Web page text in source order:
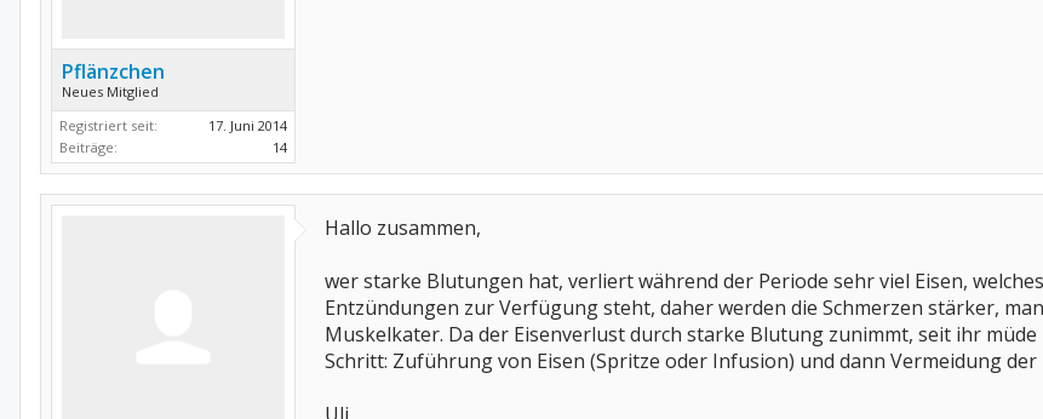
Pflänzchen
Neues Mitglied
Registriert seit:
17. Juni 2014
Beiträge:
14
Hallo zusammen,
wer starke Blutungen hat, verliert während der Periode sehr viel Eisen,
Entzündungen zur Verfügung steht, daher werden die Schmerzen stärker,
Muskelkater. Da der Eisenverlust durch starke Blutung zunimmt, seit ihr
Schritt: Zuführung von Eisen (Spritze oder Infusion) und dann Vermeidung